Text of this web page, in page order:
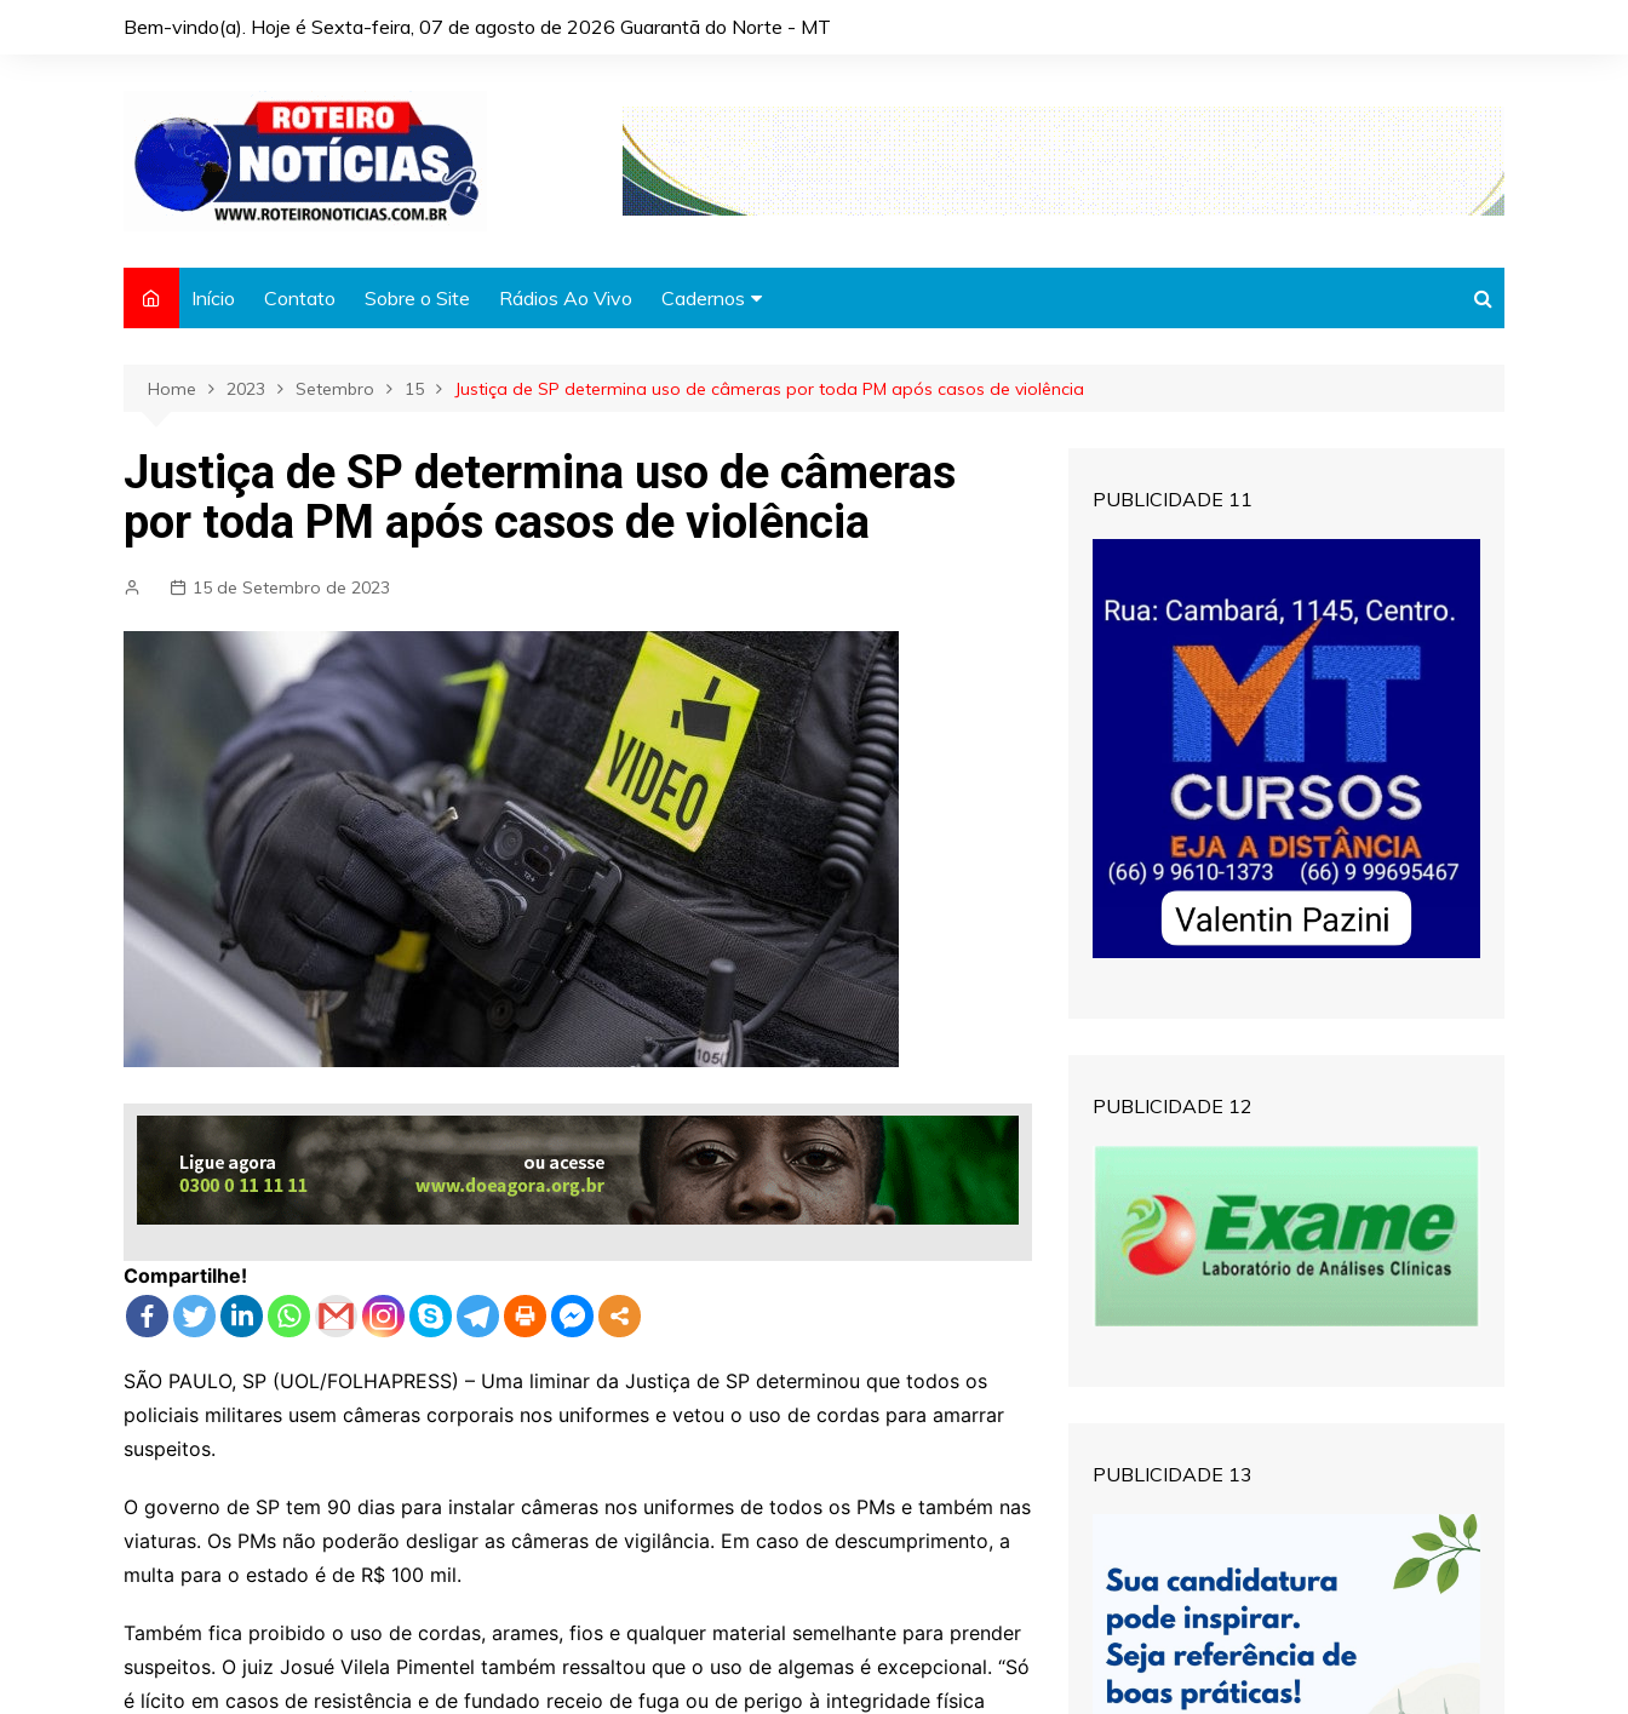
Bem-vindo(a). Hoje é Sexta-feira, 07 de agosto de 2026 Guarantã do Norte - MT
Início Contato Sobre o Site Rádios Ao Vivo Cadernos
Automóveis
Cidades
Cultura
Fama e TV
Justiça
Mundo
Política
Saúde
Home 2023 Setembro 15 Justiça de SP determina uso de câmeras por toda PM após casos de violência
Justiça de SP determina uso de câmeras
por toda PM após casos de violência
15 de Setembro de 2023
Compartilhe!
SÃO PAULO, SP (UOL/FOLHAPRESS) – Uma liminar da Justiça de SP determinou que todos os
policiais militares usem câmeras corporais nos uniformes e vetou o uso de cordas para amarrar
suspeitos.
O governo de SP tem 90 dias para instalar câmeras nos uniformes de todos os PMs e também nas
viaturas. Os PMs não poderão desligar as câmeras de vigilância. Em caso de descumprimento, a
multa para o estado é de R$ 100 mil.
Também fica proibido o uso de cordas, arames, fios e qualquer material semelhante para prender
suspeitos. O juiz Josué Vilela Pimentel também ressaltou que o uso de algemas é excepcional. “Só
é lícito em casos de resistência e de fundado receio de fuga ou de perigo à integridade física
PUBLICIDADE 11
PUBLICIDADE 12
PUBLICIDADE 13